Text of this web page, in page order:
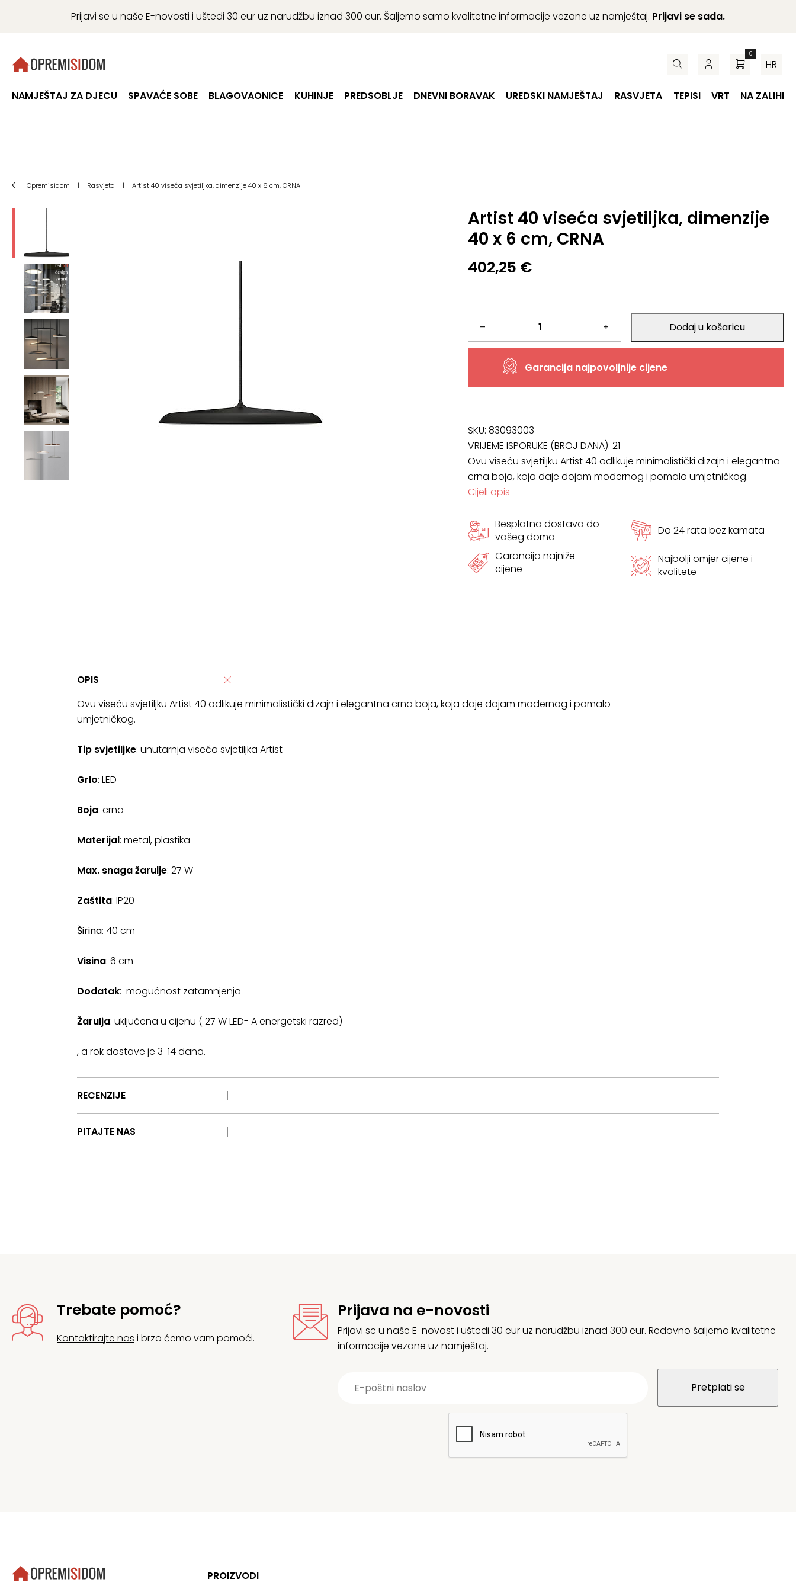
Prijavi se u naše E-novosti i uštedi 30 eur uz narudžbu iznad 300 eur. Šaljemo samo kvalitetne informacije vezane uz namještaj. Prijavi se sada.
0
HR
NAMJEŠTAJ ZA DJECU SPAVAĆE SOBE BLAGOVAONICE KUHINJE PREDSOBLJE DNEVNI BORAVAK UREDSKI NAMJEŠTAJ RASVJETA TEPISI VRT NA ZALIHI
Opremisidom | Rasvjeta | Artist 40 viseća svjetiljka, dimenzije 40 x 6 cm, CRNA
Artist 40 viseća svjetiljka, dimenzije
40 x 6 cm, CRNA
402,25 €
–
Artist
40
dimenzije
40
x
cm,
CRNA
+ Dodaj u košaricu
Garancija najpovoljnije cijene
SKU: 83093003
VRIJEME ISPORUKE (BROJ DANA): 21
Ovu viseću svjetiljku Artist 40 odlikuje minimalistički dizajn i elegantna
crna boja, koja daje dojam modernog i pomalo umjetničkog.
Cijeli opis
Besplatna dostava do
vašeg doma
Do 24 rata bez kamata
Garancija najniže
cijene
Najbolji omjer cijene i
kvalitete
OPIS
Ovu viseću svjetiljku Artist 40 odlikuje minimalistički dizajn i elegantna crna boja, koja daje dojam modernog i pomalo
umjetničkog.
Tip svjetiljke: unutarnja viseća svjetiljka Artist
Grlo: LED
Boja: crna
Materijal: metal, plastika
Max. snaga žarulje: 27 W
Zaštita: IP20
Širina: 40 cm
Visina: 6 cm
Dodatak: mogućnost zatamnjenja
Žarulja: uključena u cijenu ( 27 W LED- A energetski razred)
, a rok dostave je 3-14 dana.
RECENZIJE
PITAJTE NAS
Trebate pomoć?
Kontaktirajte nas i brzo ćemo vam pomoći.
Prijava na e-novosti
Prijavi se u naše E-novost i uštedi 30 eur uz narudžbu iznad 300 eur. Redovno šaljemo kvalitetne
informacije vezane uz namještaj.
PROIZVODI